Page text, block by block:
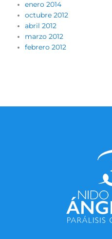
enero 2014
octubre 2012
abril 2012
marzo 2012
febrero 2012